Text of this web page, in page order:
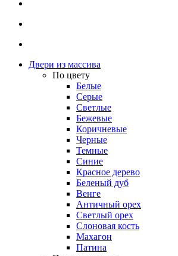
Двери из массива
По цвету
Белые
Серые
Светлые
Бежевые
Коричневые
Черные
Темные
Синие
Красное дерево
Беленый дуб
Венге
Античный орех
Светлый орех
Слоновая кость
Махагон
Патина